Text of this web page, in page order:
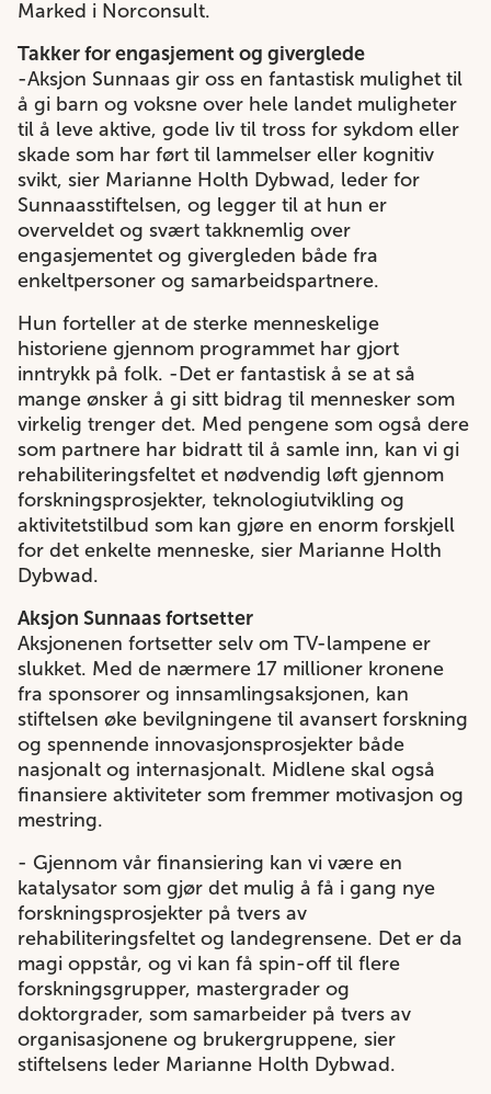
Marked i Norconsult.
Takker for engasjement og giverglede
-Aksjon Sunnaas gir oss en fantastisk mulighet til
å gi barn og voksne over hele landet muligheter
til å leve aktive, gode liv til tross for sykdom eller
skade som har ført til lammelser eller kognitiv
svikt, sier Marianne Holth Dybwad, leder for
Sunnaasstiftelsen, og legger til at hun er
overveldet og svært takknemlig over
engasjementet og givergleden både fra
enkeltpersoner og samarbeidspartnere.
Hun forteller at de sterke menneskelige
historiene gjennom programmet har gjort
inntrykk på folk. -Det er fantastisk å se at så
mange ønsker å gi sitt bidrag til mennesker som
virkelig trenger det. Med pengene som også dere
som partnere har bidratt til å samle inn, kan vi gi
rehabiliteringsfeltet et nødvendig løft gjennom
forskningsprosjekter, teknologiutvikling og
aktivitetstilbud som kan gjøre en enorm forskjell
for det enkelte menneske, sier Marianne Holth
Dybwad.
Aksjon Sunnaas fortsetter
Aksjonenen fortsetter selv om TV-lampene er
slukket. Med de nærmere 17 millioner kronene
fra sponsorer og innsamlingsaksjonen, kan
stiftelsen øke bevilgningene til avansert forskning
og spennende innovasjonsprosjekter både
nasjonalt og internasjonalt. Midlene skal også
finansiere aktiviteter som fremmer motivasjon og
mestring.
- Gjennom vår finansiering kan vi være en
katalysator som gjør det mulig å få i gang nye
forskningsprosjekter på tvers av
rehabiliteringsfeltet og landegrensene. Det er da
magi oppstår, og vi kan få spin-off til flere
forskningsgrupper, mastergrader og
doktorgrader, som samarbeider på tvers av
organisasjonene og brukergruppene, sier
stiftelsens leder Marianne Holth Dybwad.